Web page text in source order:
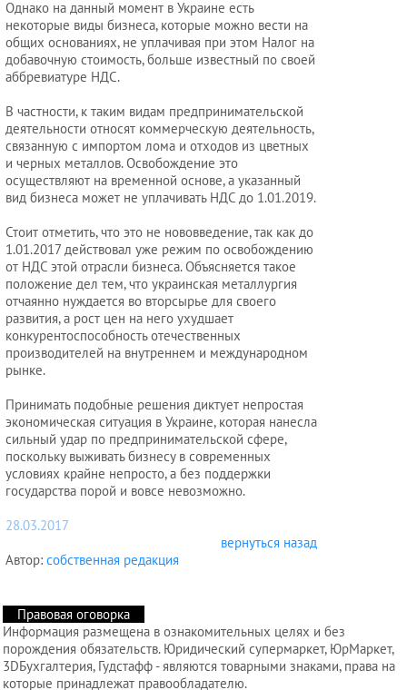
Однако на данный момент в Украине есть
некоторые виды бизнеса, которые можно вести на
общих основаниях, не уплачивая при этом Налог на
добавочную стоимость, больше известный по своей
аббревиатуре НДС.
В частности, к таким видам предпринимательской
деятельности относят коммерческую деятельность,
связанную с импортом лома и отходов из цветных
и черных металлов. Освобождение это
осуществляют на временной основе, а указанный
вид бизнеса может не уплачивать НДС до 1.01.2019.
Стоит отметить, что это не нововведение, так как до
1.01.2017 действовал уже режим по освобождению
от НДС этой отрасли бизнеса. Объясняется такое
положение дел тем, что украинская металлургия
отчаянно нуждается во вторсырье для своего
развития, а рост цен на него ухудшает
конкурентоспособность отечественных
производителей на внутреннем и международном
рынке.
Принимать подобные решения диктует непростая
экономическая ситуация в Украине, которая нанесла
сильный удар по предпринимательской сфере,
поскольку выживать бизнесу в современных
условиях крайне непросто, а без поддержки
государства порой и вовсе невозможно.
28.03.2017
вернуться назад
Автор: собственная редакция
Правовая оговорка
Информация размещена в ознакомительных целях и без
порождения обязательств. Юридический супермаркет, ЮрМаркет,
3DБухгалтерия, Гудстафф - являются товарными знаками, права на
которые принадлежат правообладателю.
Кадровый
аутсорсинг
Лицензии
и
разрешения